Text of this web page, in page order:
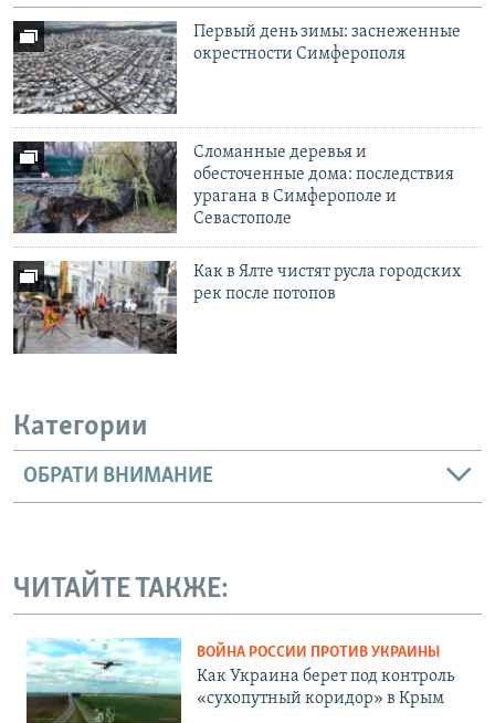
Первый день зимы: заснеженные
окрестности Симферополя
Сломанные деревья и
обесточенные дома: последствия
урагана в Симферополе и
Севастополе
Как в Ялте чистят русла городских
рек после потопов
Категории
ОБРАТИ ВНИМАНИЕ
ЧИТАЙТЕ ТАКЖЕ:
ВОЙНА РОССИИ ПРОТИВ УКРАИНЫ
Как Украина берет под контроль
«сухопутный коридор» в Крым